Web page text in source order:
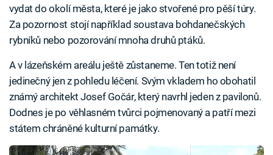
vydat do okolí města, které je jako stvořené pro pěší túry.
Za pozornost stojí například soustava bohdanečských
rybníků nebo pozorování mnoha druhů ptáků.
A v lázeňském areálu ještě zůstaneme. Ten totiž není
jedinečný jen z pohledu léčení. Svým vkladem ho obohatil
známý architekt Josef Gočár, který navrhl jeden z pavilonů.
Dodnes je po věhlasném tvůrci pojmenovaný a patří mezi
státem chráněné kulturní památky.